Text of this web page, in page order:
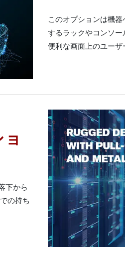
このオプションは機
するラックやコンソ
便利な画面上のユーザ
下から
の持ち